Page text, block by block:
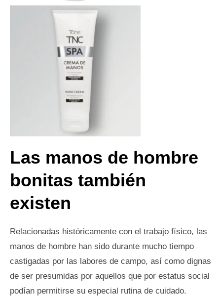
Las manos de hombre
bonitas también
existen
Relacionadas históricamente con el trabajo físico, las
manos de hombre han sido durante mucho tiempo
castigadas por las labores de campo, así como dignas
de ser presumidas por aquellos que por estatus social
podían permitirse su especial rutina de cuidado.